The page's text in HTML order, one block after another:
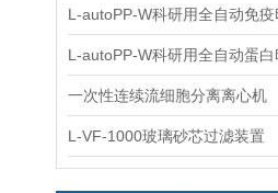
一次性连续流细胞分离离心机
L-VF-1000玻璃砂芯过滤装置